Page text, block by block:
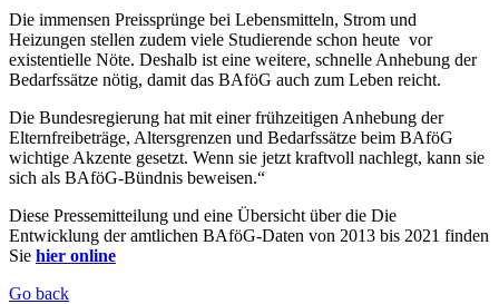
Die immensen Preissprünge bei Lebensmitteln, Strom und
Heizungen stellen zudem viele Studierende schon heute vor
existentielle Nöte. Deshalb ist eine weitere, schnelle Anhebung der
Bedarfssätze nötig, damit das BAföG auch zum Leben reicht.
Die Bundesregierung hat mit einer frühzeitigen Anhebung der
Elternfreibeträge, Altersgrenzen und Bedarfssätze beim BAföG
wichtige Akzente gesetzt. Wenn sie jetzt kraftvoll nachlegt, kann sie
sich als BAföG-Bündnis beweisen.“
Diese Pressemitteilung und eine Übersicht über die Die
Entwicklung der amtlichen BAföG-Daten von 2013 bis 2021 finden
Sie hier online
Go back